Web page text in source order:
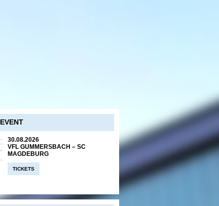
30.08.2026
VFL GUMMERSBACH – SC
MAGDEBURG
TICKETS